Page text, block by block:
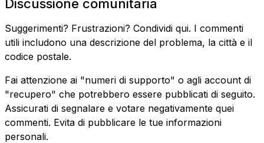
Discussione comunitaria
Suggerimenti? Frustrazioni? Condividi qui. I commenti
utili includono una descrizione del problema, la città e il
codice postale.
Fai attenzione ai "numeri di supporto" o agli account di
"recupero" che potrebbero essere pubblicati di seguito.
Assicurati di segnalare e votare negativamente quei
commenti. Evita di pubblicare le tue informazioni
personali.